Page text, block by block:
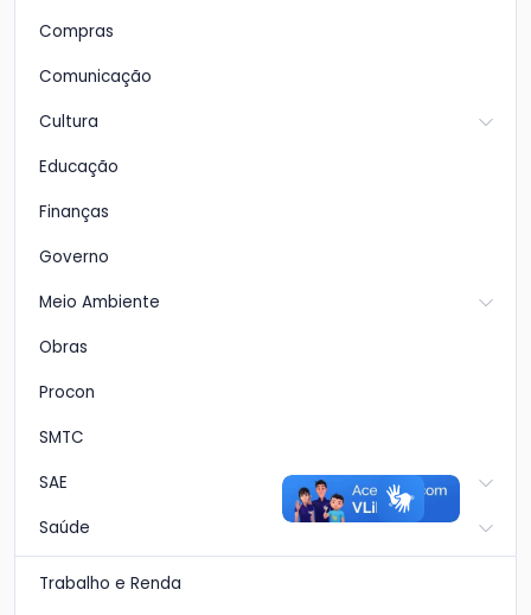
Compras
Comunicação
Cultura
Educação
Finanças
Governo
Meio Ambiente
Obras
Procon
SMTC
SAE
Saúde
Trabalho e Renda